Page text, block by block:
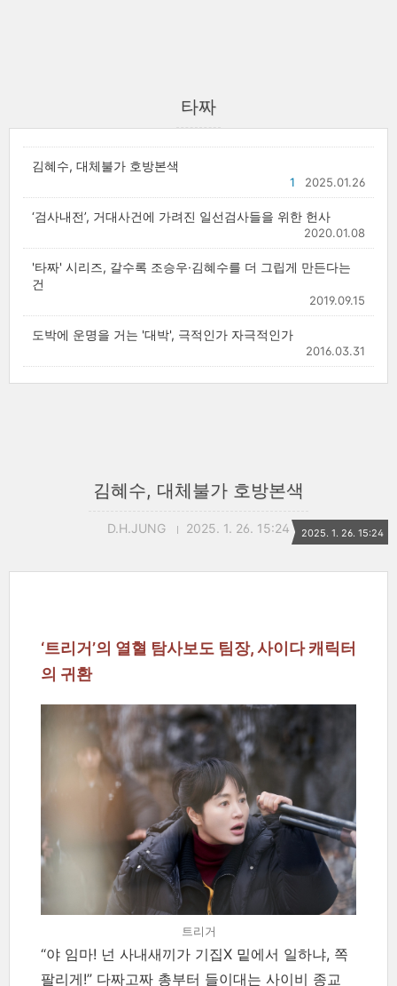
타짜
김혜수, 대체불가 호방본색
2025.01.26
1
‘검사내전’, 거대사건에 가려진 일선검사들을 위한 헌사
2020.01.08
'타짜' 시리즈, 갈수록 조승우·김혜수를 더 그립게 만든다는
건
2019.09.15
도박에 운명을 거는 '대박', 극적인가 자극적인가
2016.03.31
김혜수, 대체불가 호방본색
D.H.JUNG 2025. 1. 26. 15:24 2025. 1. 26. 15:24
‘트리거’의 열혈 탐사보도 팀장, 사이다 캐릭터
의 귀환
트리거
“야 임마! 넌 사내새끼가 기집X 밑에서 일하냐, 쪽
팔리게!” 다짜고짜 총부터 들이대는 사이비 종교